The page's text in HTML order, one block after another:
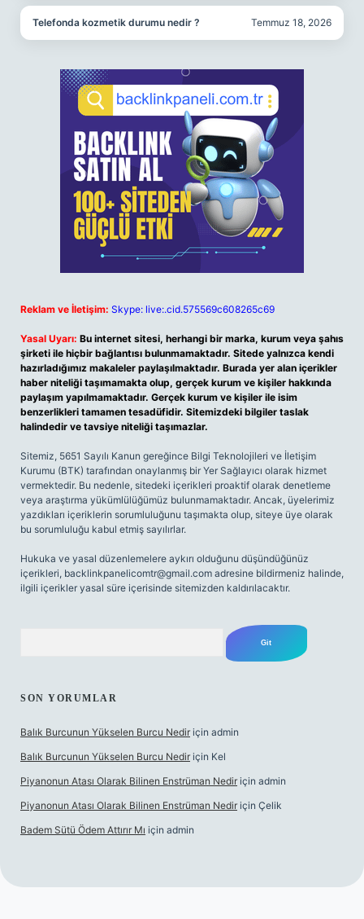
Telefonda kozmetik durumu nedir ? Temmuz 18, 2026
Reklam ve İletişim: Skype: live:.cid.575569c608265c69
Yasal Uyarı: Bu internet sitesi, herhangi bir marka, kurum veya şahıs
şirketi ile hiçbir bağlantısı bulunmamaktadır. Sitede yalnızca kendi
hazırladığımız makaleler paylaşılmaktadır. Burada yer alan içerikler
haber niteliği taşımamakta olup, gerçek kurum ve kişiler hakkında
paylaşım yapılmamaktadır. Gerçek kurum ve kişiler ile isim
benzerlikleri tamamen tesadüfidir. Sitemizdeki bilgiler taslak
halindedir ve tavsiye niteliği taşımazlar.
Sitemiz, 5651 Sayılı Kanun gereğince Bilgi Teknolojileri ve İletişim
Kurumu (BTK) tarafından onaylanmış bir Yer Sağlayıcı olarak hizmet
vermektedir. Bu nedenle, sitedeki içerikleri proaktif olarak denetleme
veya araştırma yükümlülüğümüz bulunmamaktadır. Ancak, üyelerimiz
yazdıkları içeriklerin sorumluluğunu taşımakta olup, siteye üye olarak
bu sorumluluğu kabul etmiş sayılırlar.
Hukuka ve yasal düzenlemelere aykırı olduğunu düşündüğünüz
içerikleri, backlinkpanelicomtr@gmail.com adresine bildirmeniz halinde,
ilgili içerikler yasal süre içerisinde sitemizden kaldırılacaktır.
SON YORUMLAR
Balık Burcunun Yükselen Burcu Nedir için admin
Balık Burcunun Yükselen Burcu Nedir için Kel
Piyanonun Atası Olarak Bilinen Enstrüman Nedir için admin
Piyanonun Atası Olarak Bilinen Enstrüman Nedir için Çelik
Badem Sütü Ödem Attırır Mı için admin